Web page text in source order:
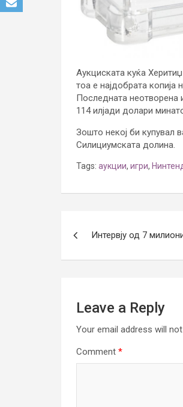
Аукциската куќа
тоа е најдобрата копија
Последната неотворена
114 илјади долари
Зошто некој би купувал
Силициумската долина.
Tags: аукции, игри,
navigation
Интервју од 7
Leave a Reply
Your email address will
Comment *